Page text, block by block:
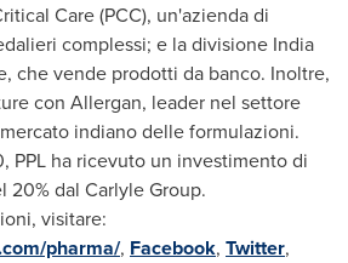
Care (PCC), un'azienda di
complessi; e la divisione India
che vende prodotti da banco. Inoltre,
con Allergan, leader nel settore
indiano delle formulazioni.
PPL ha ricevuto un investimento di
20% dal Carlyle Group.
visitare:
pharma/, Facebook, Twitter,